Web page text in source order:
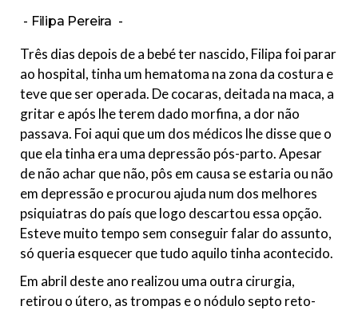
Filipa Pereira
Três dias depois de a bebé ter nascido, Filipa foi parar
ao hospital, tinha um hematoma na zona da costura e
teve que ser operada. De cocaras, deitada na maca, a
gritar e após lhe terem dado morfina, a dor não
passava. Foi aqui que um dos médicos lhe disse que o
que ela tinha era uma depressão pós-parto. Apesar
de não achar que não, pôs em causa se estaria ou não
em depressão e procurou ajuda num dos melhores
psiquiatras do país que logo descartou essa opção.
Esteve muito tempo sem conseguir falar do assunto,
só queria esquecer que tudo aquilo tinha acontecido.
Em abril deste ano realizou uma outra cirurgia,
retirou o útero, as trompas e o nódulo septo reto-